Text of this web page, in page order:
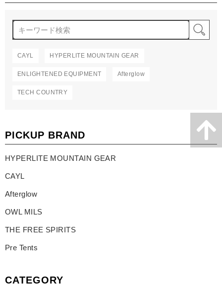
CAYL HYPERLITE MOUNTAIN GEAR
ENLIGHTENED EQUIPMENT Afterglow
TECH COUNTRY
PICKUP BRAND
HYPERLITE MOUNTAIN GEAR
CAYL
Afterglow
OWL MILS
THE FREE SPIRITS
Pre Tents
CATEGORY